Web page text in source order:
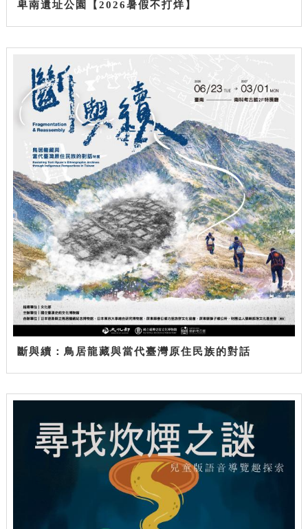
卑南遺址公園【2026暑假不打烊】
斷與續：鳥居龍藏與當代臺灣原住民族的對話